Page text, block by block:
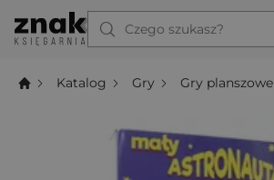
Czego szukasz?
Katalog Gry Gry planszowe